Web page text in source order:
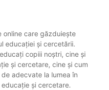
online care găzduiește
educației și cercetării.
copiii noștri, cine și
și cercetare, cine și cum
adecvate la lumea în
și cercetare.